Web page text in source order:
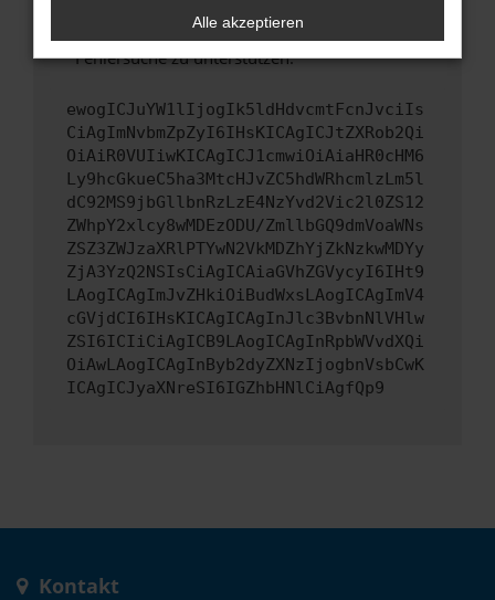
uns diesen Text schicken, um uns bei der
Fehlersuche zu unterstützen:
ewogICJuYW1lIjogIk5ldHdvcmtFcnJvciIs
CiAgImNvbmZpZyI6IHsKICAgICJtZXRob2Qi
OiAiR0VUIiwKICAgICJ1cmwiOiAiaHR0cHM6
Ly9hcGkueC5ha3MtcHJvZC5hdWRhcmlzLm5l
dC92MS9jbGllbnRzLzE4NzYvd2Vic2l0ZS12
ZWhpY2xlcy8wMDEzODU/ZmllbGQ9dmVoaWNs
ZSZ3ZWJzaXRlPTYwN2VkMDZhYjZkNzkwMDYy
ZjA3YzQ2NSIsCiAgICAiaGVhZGVycyI6IHt9
LAogICAgImJvZHkiOiBudWxsLAogICAgImV4
cGVjdCI6IHsKICAgICAgInJlc3BvbnNlVHlw
ZSI6ICIiCiAgICB9LAogICAgInRpbWVvdXQi
OiAwLAogICAgInByb2dyZXNzIjogbnVsbCwK
ICAgICJyaXNreSI6IGZhbHNlCiAgfQp9
Kontakt
Alle akzeptieren